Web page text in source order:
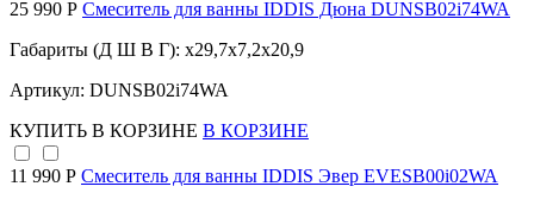
25 990 Р Смеситель для ванны IDDIS Дюна DUNSB02i74WA
Габариты (Д Ш В Г): x29,7x7,2x20,9
Артикул: DUNSB02i74WA
КУПИТЬ В КОРЗИНЕ В КОРЗИНЕ
11 990 Р Смеситель для ванны IDDIS Эвер EVESB00i02WA